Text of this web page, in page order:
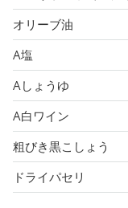
オリーブ油
A塩
Aしょうゆ
A白ワイン
粗びき黒こしょう
ドライパセリ